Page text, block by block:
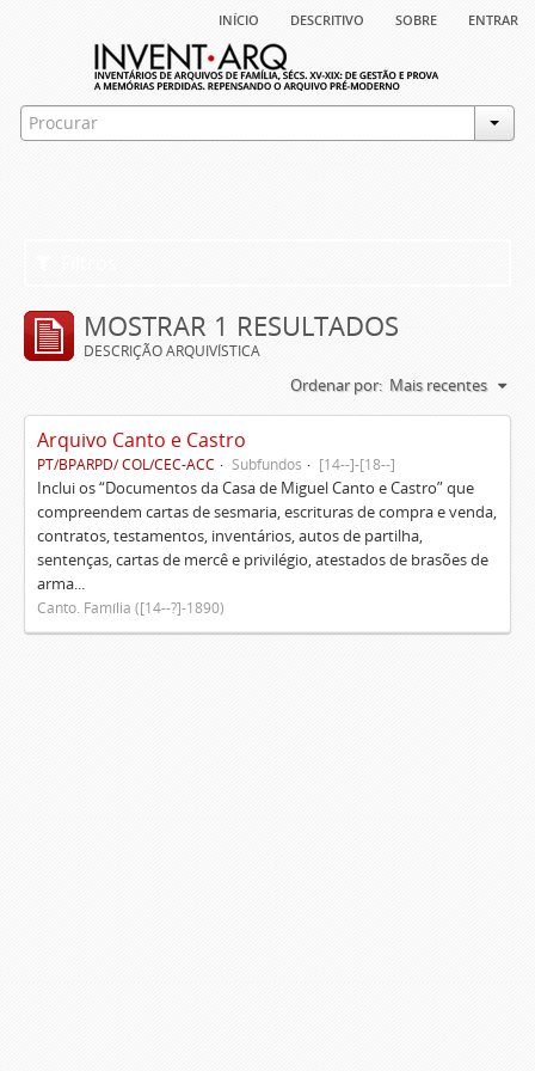
início descritivo sobre entrar
MOSTRAR 1 RESULTADOS
DESCRIÇÃO ARQUIVÍSTICA
Ordenar por: Mais recentes
Arquivo Canto e Castro
PT/BPARPD/ COL/CEC-ACC Subfundos [14--]-[18--]
Inclui os “Documentos da Casa de Miguel Canto e Castro” que
compreendem cartas de sesmaria, escrituras de compra e venda,
contratos, testamentos, inventários, autos de partilha,
sentenças, cartas de mercê e privilégio, atestados de brasões de
arma...
Canto. Família ([14--?]-1890)